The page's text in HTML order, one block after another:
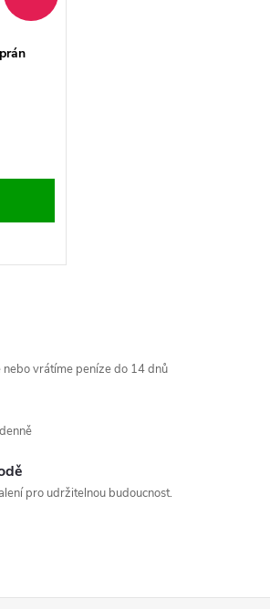
vrátíme peníze do 14 dnů
pro udržitelnou budoucnost.